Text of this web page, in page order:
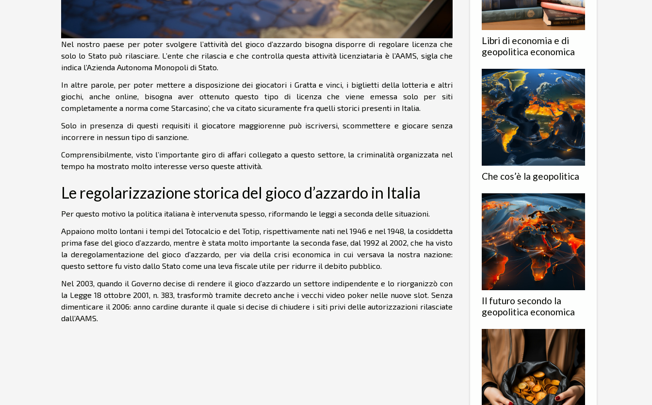
Nel nostro paese per poter svolgere l’attività del gioco d’azzardo bisogna disporre di regolare licenza che
solo lo Stato può rilasciare. L’ente che rilascia e che controlla questa attività licenziataria è l’AAMS, sigla che
indica l’Azienda Autonoma Monopoli di Stato.
In altre parole, per poter mettere a disposizione dei giocatori i Gratta e vinci, i biglietti della lotteria e altri
giochi, anche online, bisogna aver ottenuto questo tipo di licenza che viene emessa solo per siti
completamente a norma come Starcasino’, che va citato sicuramente fra quelli storici presenti in Italia.
Solo in presenza di questi requisiti il giocatore maggiorenne può iscriversi, scommettere e giocare senza
incorrere in nessun tipo di sanzione.
Comprensibilmente, visto l’importante giro di affari collegato a questo settore, la criminalità organizzata nel
tempo ha mostrato molto interesse verso queste attività.
Le regolarizzazione storica del gioco d’azzardo in Italia
Per questo motivo la politica italiana è intervenuta spesso, riformando le leggi a seconda delle situazioni.
Appaiono molto lontani i tempi del Totocalcio e del Totip, rispettivamente nati nel 1946 e nel 1948, la cosiddetta
prima fase del gioco d’azzardo, mentre è stata molto importante la seconda fase, dal 1992 al 2002, che ha visto
la deregolamentazione del gioco d’azzardo, per via della crisi economica in cui versava la nostra nazione:
questo settore fu visto dallo Stato come una leva fiscale utile per ridurre il debito pubblico.
Nel 2003, quando il Governo decise di rendere il gioco d’azzardo un settore indipendente e lo riorganizzò con
la Legge 18 ottobre 2001, n. 383, trasformò tramite decreto anche i vecchi video poker nelle nuove slot. Senza
dimenticare il 2006: anno cardine durante il quale si decise di chiudere i siti privi delle autorizzazioni rilasciate
dall’AAMS.
Libri di economia e di
geopolitica economica
Che cos’è la geopolitica
Il futuro secondo la
geopolitica economica